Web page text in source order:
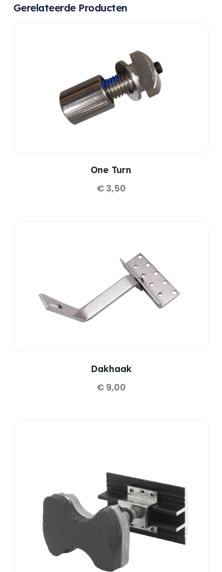
Gerelateerde Producten
One Turn
€3,50
Dakhaak
€9,00